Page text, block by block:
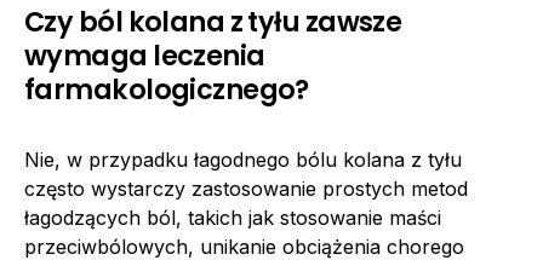
Czy ból kolana z tyłu zawsze
wymaga leczenia
farmakologicznego?
Nie, w przypadku łagodnego bólu kolana z tyłu
często wystarczy zastosowanie prostych metod
łagodzących ból, takich jak stosowanie maści
przeciwbólowych, unikanie obciążenia chorego